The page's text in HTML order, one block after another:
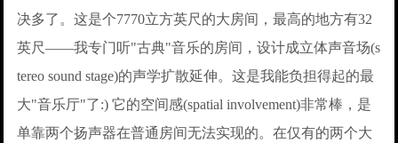
决多了。这是个7770立方英尺的大房间，最高的地方有32
英尺——我专门听"古典"音乐的房间，设计成立体声音场(s
tereo sound stage)的声学扩散延伸。这是我能负担得起的最
大"音乐厅"了:) 它的空间感(spatial involvement)非常棒，是
单靠两个扬声器在普通房间无法实现的。在仅有的两个大